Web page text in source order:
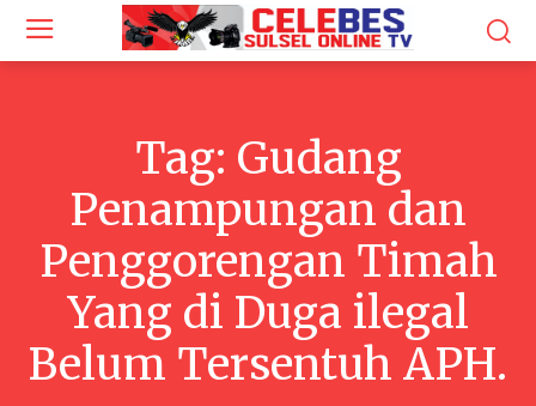
Tag: Gudang
Penampungan dan
Penggorengan Timah
Yang di Duga ilegal
Belum Tersentuh APH.